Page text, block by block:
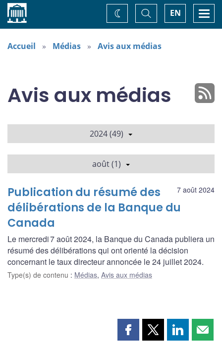
Accueil EN
Basculer
la
recherche
Changez
de
Accueil Médias Avis aux médias
Avis aux médias
2024 (49)
août (1)
7 août 2024
Publication du résumé des
délibérations de la Banque du
Canada
Le mercredi 7 août 2024, la Banque du Canada publiera un
résumé des délibérations qui ont orienté la décision
concernant le taux directeur annoncée le 24 juillet 2024.
Type(s) de contenu : Médias, Avis aux médias
PartagerPartagerPartager